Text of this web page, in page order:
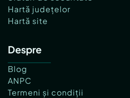
Hartă județelor
Hartă site
Despre
Blog
ANPC
Termeni și condiții